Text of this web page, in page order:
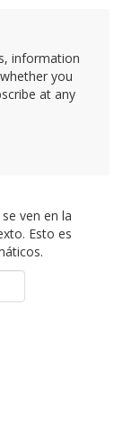
information
you
at any
ven en la
Esto es